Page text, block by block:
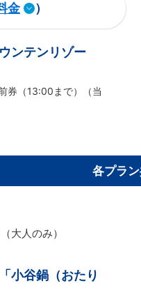
金 ）
ンテンリゾー
券（13:00まで）（当
各プラ
大人のみ）
小谷鍋（おたり